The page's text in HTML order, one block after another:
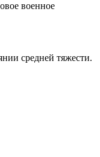
военное
средней тяжести.